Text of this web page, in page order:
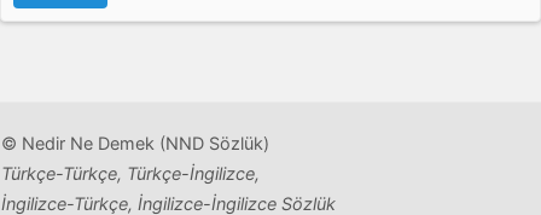
© Nedir Ne Demek (NND Sözlük)
Türkçe-Türkçe, Türkçe-İngilizce,
İngilizce-Türkçe, İngilizce-İngilizce Sözlük